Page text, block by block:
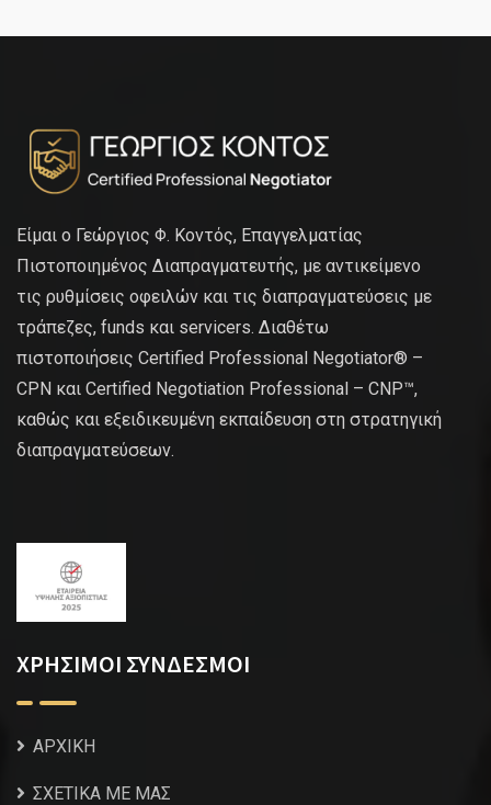
Είμαι ο Γεώργιος Φ. Κοντός, Επαγγελματίας
Πιστοποιημένος Διαπραγματευτής, με αντικείμενο
τις ρυθμίσεις οφειλών και τις διαπραγματεύσεις με
τράπεζες, funds και servicers. Διαθέτω
πιστοποιήσεις Certified Professional Negotiator® –
CPN και Certified Negotiation Professional – CNP™,
καθώς και εξειδικευμένη εκπαίδευση στη στρατηγική
διαπραγματεύσεων.
ΧΡΗΣΙΜΟΙ ΣΥΝΔΕΣΜΟΙ
ΑΡΧΙΚΗ
ΣΧΕΤΙΚΑ ΜΕ ΜΑΣ